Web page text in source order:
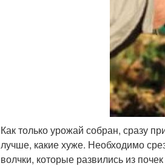
Как только урожай собран, сразу
лучше, какие хуже. Необходимо
волчки, которые развились из